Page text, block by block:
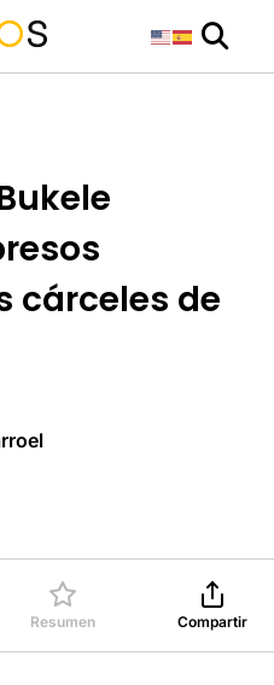
cárceles de
Resumen Compartir